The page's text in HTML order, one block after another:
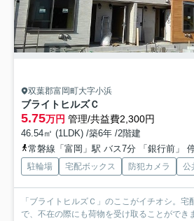
双葉郡富岡町大字小浜
ブライトヒルズＣ
5.75万円 管理/共益費2,300円
46.54㎡ (1LDK) /築6年 /2階建
常磐線「富岡」駅 バス7分 「銀行前」
駐輪場 宅配ボックス 防犯カメラ 公
「ブライトヒルズＣ」のここがイチオシ。
で、不在の際にも荷物を受け取ることができ